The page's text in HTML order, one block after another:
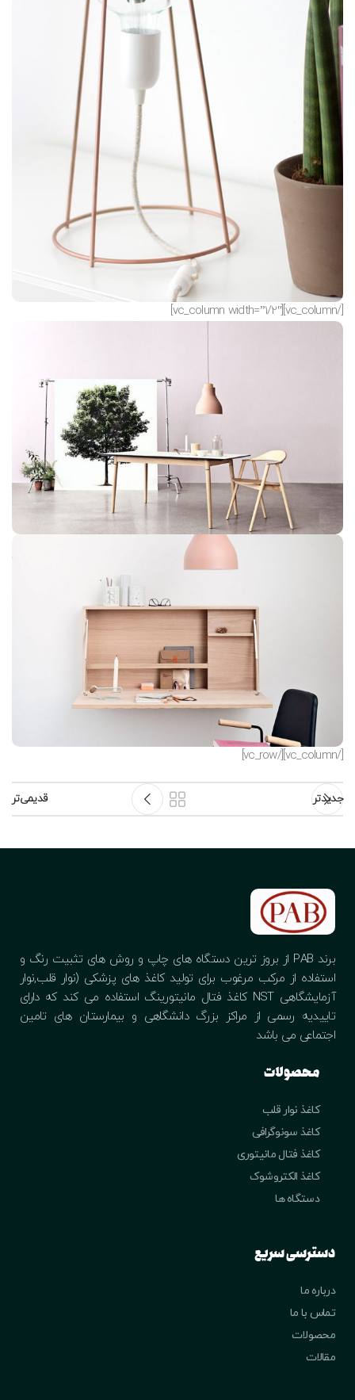
[/vc_column][vc_column width=”1/2″]
[/vc_column][/vc_row]
جدیدتر قدیمی‌تر
برند PAB از بروز ترین دستگاه های چاپ و روش های تثبیت رنگ و
استفاده از مرکب مرغوب برای تولید کاغذ های پزشکی (نوار قلب,نوار
آزمایشگاهی NST کاغذ فتال مانیتورینگ استفاده می کند که دارای
تاییدیه رسمی از مراکز بزرگ دانشگاهی و بیمارستان های تامین
اجتماعی می باشد
محصولات
کاغذ نوار قلب
کاغذ سونوگرافی
کاغذ فتال مانیتوری
کاغذ الکتروشوک
دستگاه ها
دسترسی سریع
درباره ما
تماس با ما
محصولات
مقالات